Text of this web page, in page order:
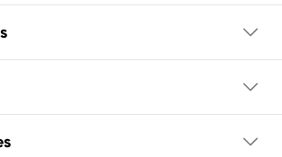


